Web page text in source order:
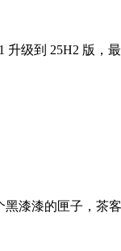
级到 25H2 版，
漆漆的匣子，茶